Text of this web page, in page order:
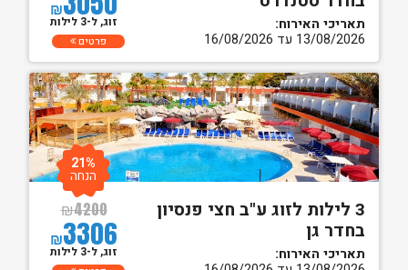
תאריכי האירוח:
13/08/2026 עד 16/08/2026
₪
זוג, ל-3 לילות
פרטים
3 לילות לזוג ע"ב חצי פנסיון
בחדר גן
תאריכי האירוח:
₪4200
₪3306
21%
הנחה
זוג, ל-3 לילות